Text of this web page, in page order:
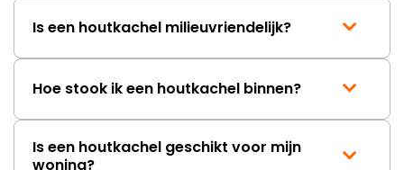
Is een houtkachel milieuvriendelijk?
Hoe stook ik een houtkachel binnen?
Is een houtkachel geschikt voor mijn
woning?